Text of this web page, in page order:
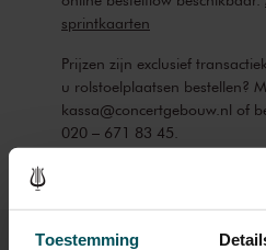
Toestemming
sprintkaarten
Prijzen zijn exclusief
u rolstoelplaatsen bestellen?
kassa@concertgebouw.nl of
020 – 671 83 45.